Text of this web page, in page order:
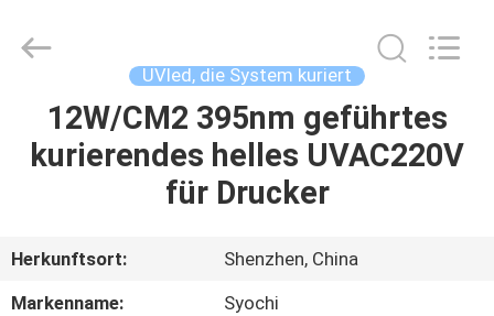
HAUS
ÜBER
UNS
Electronics
UVled, die System kuriert
12W/CM2 395nm geführtes
kurierendes helles UVAC220V
für Drucker
Herkunftsort:
Shenzhen, China
Markenname:
Syochi